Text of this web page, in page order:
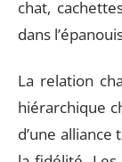
chat,
dans
La relation
hiérarchique
d’une